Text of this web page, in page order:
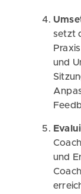
setzt
und
und